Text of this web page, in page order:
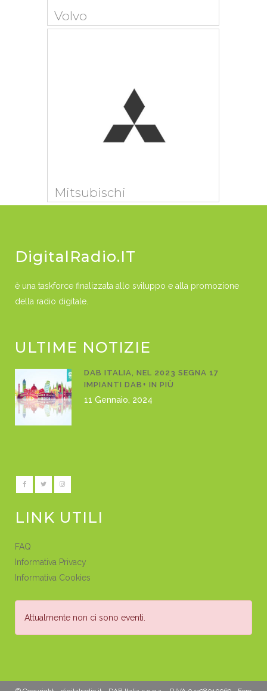
Volvo
Mitsubischi
DigitalRadio.IT
è una taskforce finalizzata allo sviluppo e alla promozione
della radio digitale.
ULTIME NOTIZIE
DAB ITALIA, NEL 2023 SEGNA 17
IMPIANTI DAB+ IN PIÙ
11 Gennaio, 2024
LINK UTILI
FAQ
Informativa Privacy
Informativa Cookies
Attualmente non ci sono eventi.